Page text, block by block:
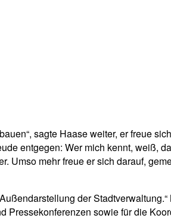
sagte Haase weiter, er freue
entgegen: Wer mich kennt, weiß,
Umso mehr freue er sich darauf,
der
sowie für die